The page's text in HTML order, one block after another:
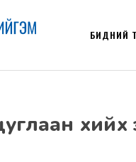
БИДНИЙ
хийх